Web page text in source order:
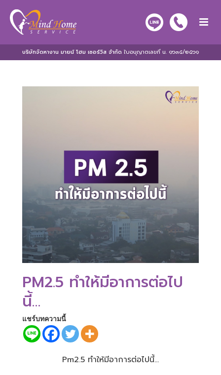
PM2.5 ทำให้มีอาการต่อไป
นี้…
แชร์บทความนี้
Pm2.5 ทำให้มีอาการต่อไปนี้…
บริษัทจัดหางาน มายน์ โฮม เซอร์วิส จำกัด ใบอนุญาตเลขที่ น. ๑๖๓๕/๒๕๖๑